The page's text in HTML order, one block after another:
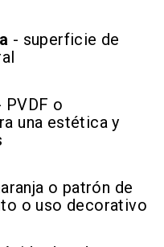
- superficie de
PVDF o
una estética y
o patrón de
o uso decorativo